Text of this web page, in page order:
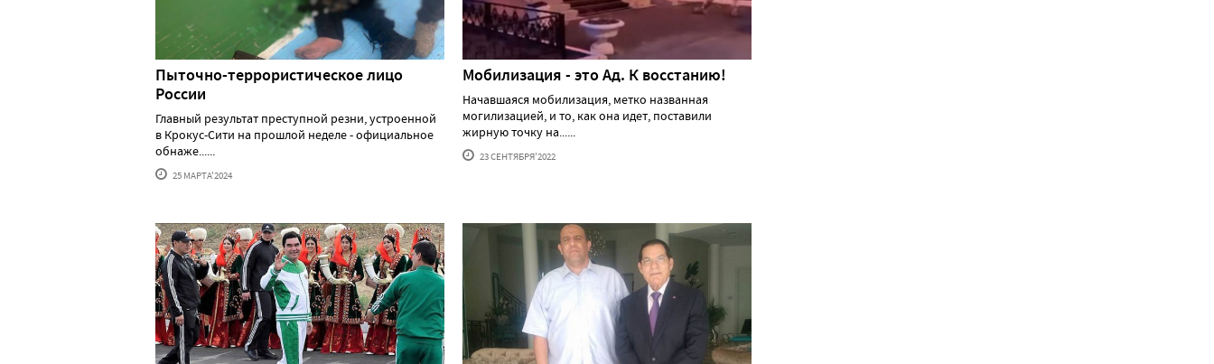
Пыточно-террористическое лицо
России
Главный результат преступной резни, устроенной
в Крокус-Сити на прошлой неделе - официальное
обнаже......
25 МАРТА'2024
Мобилизация - это Ад. К восстанию!
Начавшаяся мобилизация, метко названная
могилизацией, и то, как она идет, поставили
жирную точку на......
23 СЕНТЯБРЯ'2022